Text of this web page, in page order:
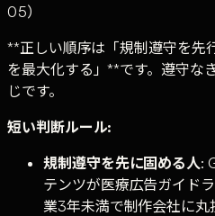
05）
**正しい順序は「規制遵守を先
を最大化する」**です。遵守な
じです。
短い判断ルール:
規制遵守を先に固める人:
テンツが医療広告ガイド
業3年未満で制作会社に丸